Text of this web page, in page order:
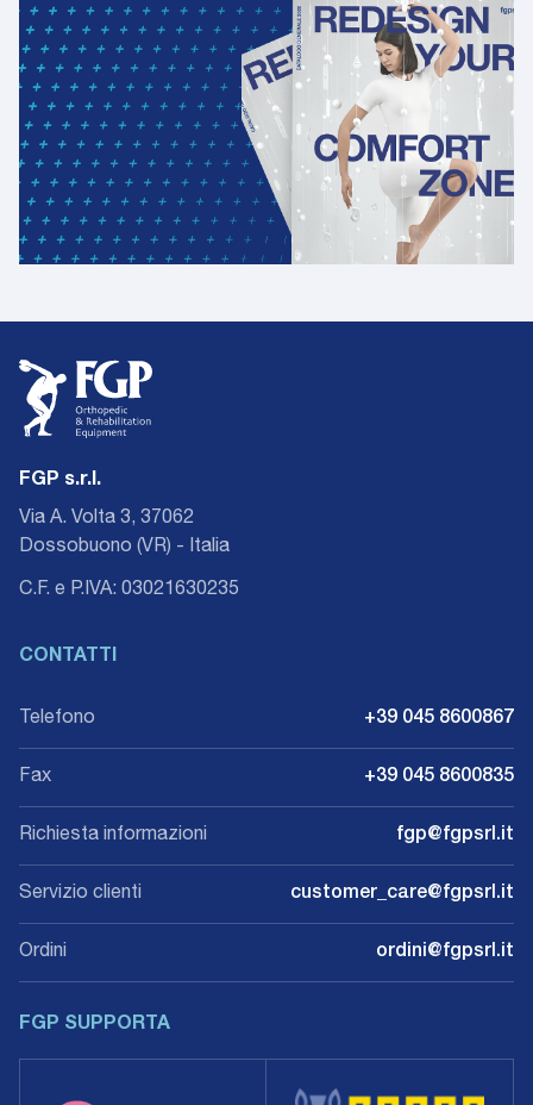
FGP s.r.l.
Via A. Volta 3, 37062
Dossobuono (VR) - Italia
C.F. e P.IVA: 03021630235
CONTATTI
Telefono +39 045 8600867
Fax +39 045 8600835
Richiesta informazioni fgp@fgpsrl.it
Servizio clienti customer_care@fgpsrl.it
Ordini ordini@fgpsrl.it
FGP SUPPORTA